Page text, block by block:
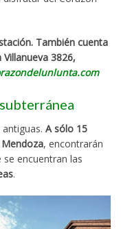
También cuenta
3826,
antiguas.A sólo 15
, encontrarán
encuentran las
.